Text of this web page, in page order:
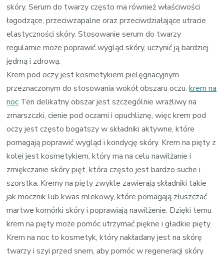
skóry. Serum do twarzy często ma również właściwości
łagodzące, przeciwzapalne oraz przeciwdziałające utracie
elastyczności skóry. Stosowanie serum do twarzy
regularnie może poprawić wygląd skóry, uczynić ją bardziej
jędrną i zdrową.
Krem pod oczy jest kosmetykiem pielęgnacyjnym
przeznaczonym do stosowania wokół obszaru oczu.krem na
noc Ten delikatny obszar jest szczególnie wrażliwy na
zmarszczki, cienie pod oczami i opuchliznę, więc krem pod
oczy jest często bogatszy w składniki aktywne, które
pomagają poprawić wygląd i kondycję skóry. Krem na pięty z
kolei jest kosmetykiem, który ma na celu nawilżanie i
zmiękczanie skóry pięt, która często jest bardzo suche i
szorstka. Kremy na pięty zwykle zawierają składniki takie
jak mocznik lub kwas mlekowy, które pomagają złuszczać
martwe komórki skóry i poprawiają nawilżenie. Dzięki temu
krem na pięty może pomóc utrzymać piękne i gładkie pięty.
Krem na noc to kosmetyk, który nakładany jest na skórę
twarzy i szyi przed snem, aby pomóc w regeneracji skóry